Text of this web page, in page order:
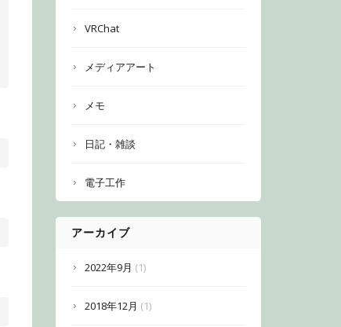
VRChat
メディアアート
メモ
日記・雑談
電子工作
アーカイブ
2022年9月 (1)
2018年12月 (1)